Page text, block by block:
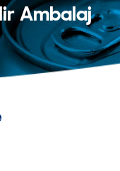
Ambalaj